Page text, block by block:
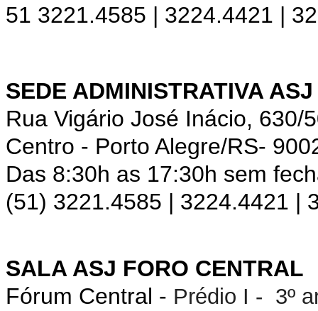
51 3221.4585 | 3224.4421 |
SEDE ADMINISTRATIVA ASJ
Rua Vigário José Inácio, 630/
Centro - Porto Alegre/RS-
Das 8:30h as 17:30h sem
(51) 3221.4585 | 3224.4421 |
SALA ASJ FORO CENTRAL
Fórum Central - Prédio I - 3º